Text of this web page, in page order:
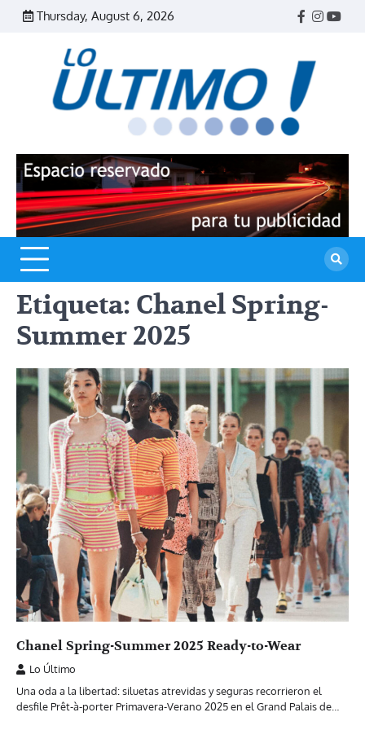
Skip
Thursday, August 6, 2026
Facebook
Etiqueta: Chanel Spring-
Summer 2025
Chanel Spring-Summer 2025 Ready-to-Wear
Lo Último
Una oda a la libertad: siluetas atrevidas y seguras recorrieron el
desfile Prêt-à-porter Primavera-Verano 2025 en el Grand Palais de…